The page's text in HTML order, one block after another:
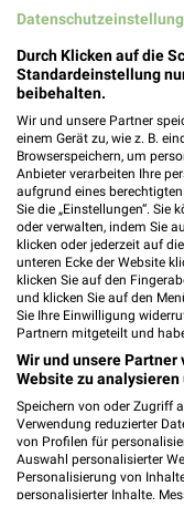
Am
97909
Heute
410,71
KiK
63916
Heute
Adler
63853
423,03
Durch Klicken auf die
Standardeinstellung
beibehalten.
Wir und unsere Partner
einem Gerät zu, wie z. B.
Browserspeichern, um
Anbieter verarbeiten Ihre
aufgrund eines
Sie die „Einstellungen“. Sie
oder verwalten, indem Sie
klicken oder jederzeit auf
unteren Ecke der Website
klicken Sie auf den
und klicken Sie auf den
Sie Ihre Einwilligung
Partnern mitgeteilt und
Wir und unsere
Website zu analysieren
Speichern von oder Zugriff
Verwendung reduzierter
von Profilen für
Auswahl personalisierter
Personalisierung von
personalisierter Inhalte.